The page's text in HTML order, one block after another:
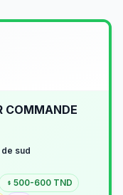
COMMANDE
sud
500-600 TND